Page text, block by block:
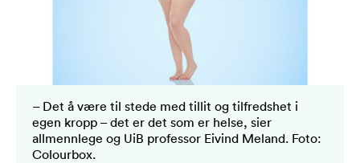
– Det å være til stede med tillit og tilfredshet i
egen kropp – det er det som er helse, sier
allmennlege og UiB professor Eivind Meland. Foto:
Colourbox.